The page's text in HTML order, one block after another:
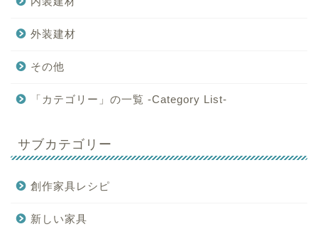
外装建材
その他
「カテゴリー」の一覧 -Category List-
サブカテゴリー
創作家具レシピ
新しい家具